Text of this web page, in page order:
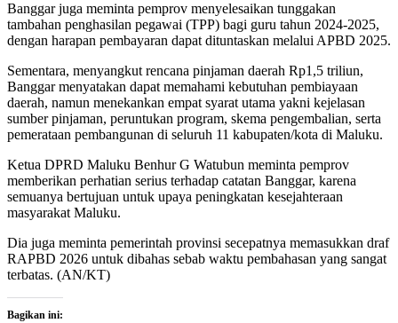
Banggar juga meminta pemprov menyelesaikan tunggakan
tambahan penghasilan pegawai (TPP) bagi guru tahun 2024-2025,
dengan harapan pembayaran dapat dituntaskan melalui APBD 2025.
Sementara, menyangkut rencana pinjaman daerah Rp1,5 triliun,
Banggar menyatakan dapat memahami kebutuhan pembiayaan
daerah, namun menekankan empat syarat utama yakni kejelasan
sumber pinjaman, peruntukan program, skema pengembalian, serta
pemerataan pembangunan di seluruh 11 kabupaten/kota di Maluku.
Ketua DPRD Maluku Benhur G Watubun meminta pemprov
memberikan perhatian serius terhadap catatan Banggar, karena
semuanya bertujuan untuk upaya peningkatan kesejahteraan
masyarakat Maluku.
Dia juga meminta pemerintah provinsi secepatnya memasukkan draf
RAPBD 2026 untuk dibahas sebab waktu pembahasan yang sangat
terbatas. (AN/KT)
Bagikan ini: